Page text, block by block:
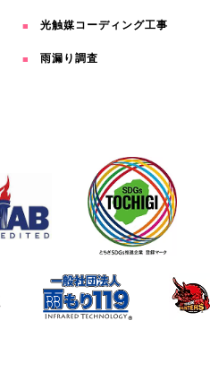
光触媒コーディング工事
雨漏り調査